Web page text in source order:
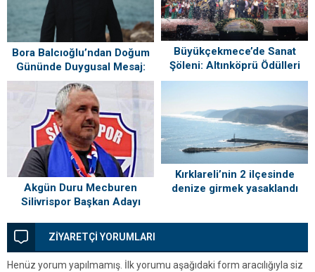
Bora Balcıoğlu’ndan Doğum
Gününde Duygusal Mesaj:
“Silivri’mi Çok Özlüyorum”
Büyükçekmece’de Sanat
Şöleni: Altınköprü Ödülleri
Sahiplerini Buldu!
Akgün Duru Mecburen
Silivrispor Başkan Adayı
Kırklareli’nin 2 ilçesinde
denize girmek yasaklandı
ZİYARETÇİ YORUMLARI
Henüz yorum yapılmamış. İlk yorumu aşağıdaki form aracılığıyla siz